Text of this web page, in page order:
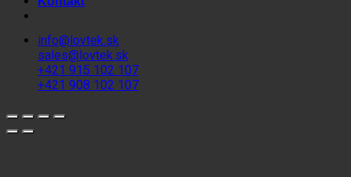
info@lovtek.sk
sales@lovtek.sk
+421 915 102 107
+421 908 102 107